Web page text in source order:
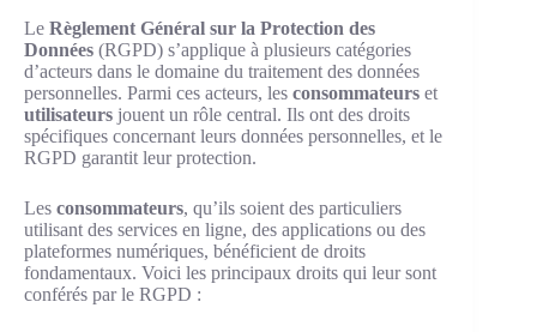
Le Règlement Général sur la Protection des
Données (RGPD) s’applique à plusieurs catégories
d’acteurs dans le domaine du traitement des données
personnelles. Parmi ces acteurs, les consommateurs et
utilisateurs jouent un rôle central. Ils ont des droits
spécifiques concernant leurs données personnelles, et le
RGPD garantit leur protection.
Les consommateurs, qu’ils soient des particuliers
utilisant des services en ligne, des applications ou des
plateformes numériques, bénéficient de droits
fondamentaux. Voici les principaux droits qui leur sont
conférés par le RGPD :